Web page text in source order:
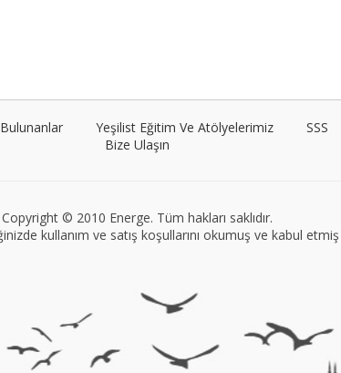
Yeşilist Eğitim Ve Atölyelerimiz SSS
Bize Ulaşın
Copyright © 2010 Energe. Tüm hakları saklıdır.
kullanım ve satış koşullarını okumuş ve kabul etmiş